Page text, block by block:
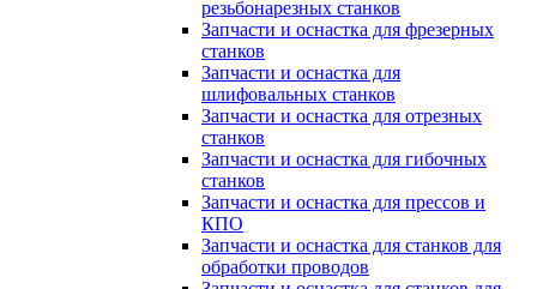
резьбонарезных станков
Запчасти и оснастка для фрезерных
станков
Запчасти и оснастка для
шлифовальных станков
Запчасти и оснастка для отрезных
станков
Запчасти и оснастка для гибочных
станков
Запчасти и оснастка для прессов и
КПО
Запчасти и оснастка для станков для
обработки проводов